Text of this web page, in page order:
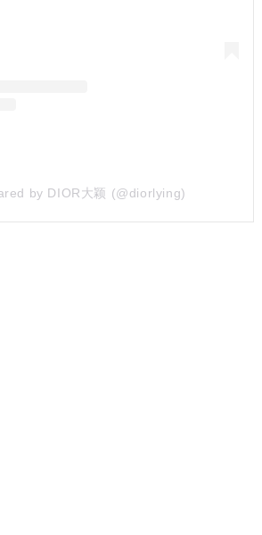
by DIOR大颖 (@diorlying)